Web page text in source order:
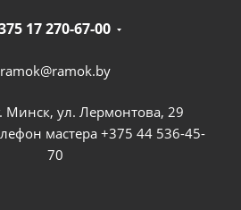
17 270-67-00
ramok@ramok.by
Минск, ул. Лермонтова, 29
мастера +375 44 536-45-
70